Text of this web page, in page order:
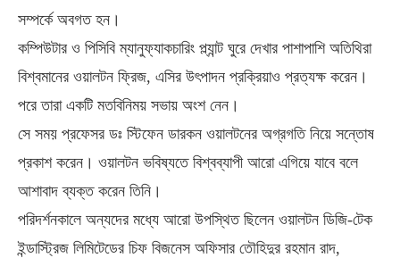
সম্পর্কে অবগত হন।
কম্পিউটার ও পিসিবি ম্যানুফ্যাকচারিং প্ল্যান্ট ঘুরে দেখার পাশাপাশি অতিথিরা
বিশ্বমানের ওয়ালটন ফ্রিজ, এসির উৎপাদন প্রক্রিয়াও প্রত্যক্ষ করেন।
পরে তারা একটি মতবিনিময় সভায় অংশ নেন।
সে সময় প্রফেসর ডঃ স্টিফেন ডারকন ওয়ালটনের অগ্রগতি নিয়ে সন্তোষ
প্রকাশ করেন। ওয়ালটন ভবিষ্যতে বিশ্বব্যাপী আরো এগিয়ে যাবে বলে
আশাবাদ ব্যক্ত করেন তিনি।
পরিদর্শনকালে অন্যদের মধ্যে আরো উপস্থিত ছিলেন ওয়ালটন ডিজি-টেক
ইন্ডাস্ট্রিজ লিমিটেডের চিফ বিজনেস অফিসার তৌহিদুর রহমান রাদ,